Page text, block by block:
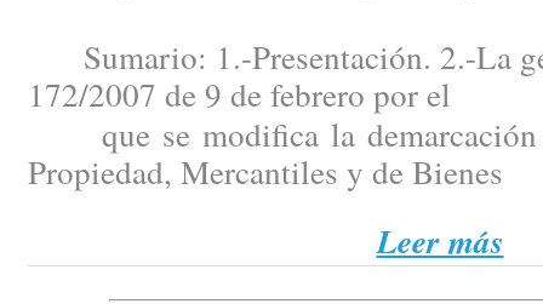
Sumario: 1.-Presentación. 2.-La
172/2007 de 9 de febrero por el
que se modifica la demarcación
Propiedad, Mercantiles y de Bienes
Leer más